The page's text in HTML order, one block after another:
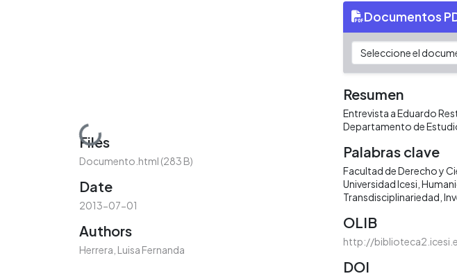
Loading...
Files
Documento.html (283 B)
Date
2013-07-01
Authors
Herrera, Luisa Fernanda
Documentos
Resumen
Entrevista a Eduardo
Departamento de
Palabras clave
Facultad de Derecho y
Universidad Icesi
Transdisciplinariedad
OLIB
http://
DOI